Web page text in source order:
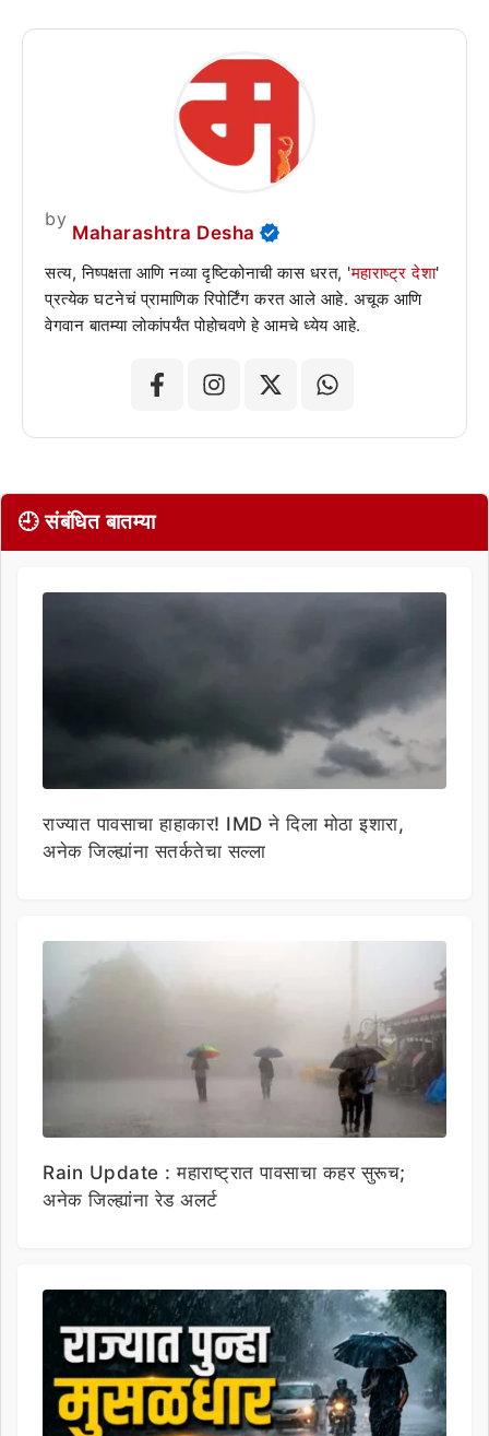
by
Maharashtra Desha
सत्य, निष्पक्षता आणि नव्या दृष्टिकोनाची कास धरत, 'महाराष्ट्र देशा'
प्रत्येक घटनेचं प्रामाणिक रिपोर्टिंग करत आले आहे. अचूक आणि
वेगवान बातम्या लोकांपर्यंत पोहोचवणे हे आमचे ध्येय आहे.
🕘 संबंधित बातम्या
राज्यात पावसाचा हाहाकार! IMD ने दिला मोठा इशारा,
अनेक जिल्ह्यांना सतर्कतेचा सल्ला
Rain Update : महाराष्ट्रात पावसाचा कहर सुरूच;
अनेक जिल्ह्यांना रेड अलर्ट